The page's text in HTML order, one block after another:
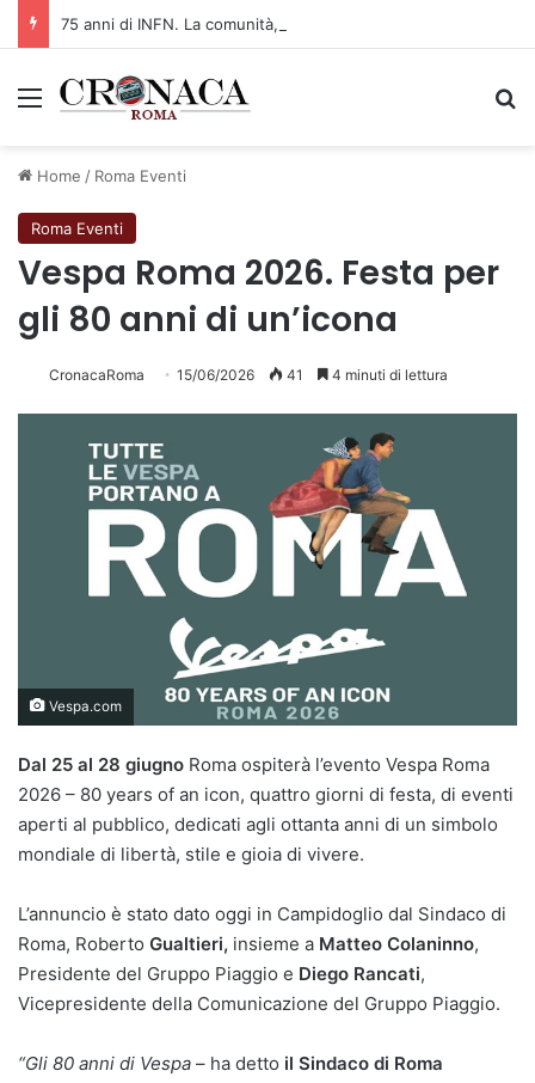
Menu
Home / Roma Eventi
Roma Eventi
Vespa Roma 2026. Festa per
gli 80 anni di un’icona
CronacaRoma 15/06/2026 41 4 minuti di lettura
Vespa.com
Dal 25 al 28 giugno Roma ospiterà l’evento Vespa Roma
2026 – 80 years of an icon, quattro giorni di festa, di eventi
aperti al pubblico, dedicati agli ottanta anni di un simbolo
mondiale di libertà, stile e gioia di vivere.
L’annuncio è stato dato oggi in Campidoglio dal Sindaco di
Roma, Roberto Gualtieri, insieme a Matteo Colaninno,
Presidente del Gruppo Piaggio e Diego Rancati,
Vicepresidente della Comunicazione del Gruppo Piaggio.
“Gli 80 anni di Vespa – ha detto il Sindaco di Roma